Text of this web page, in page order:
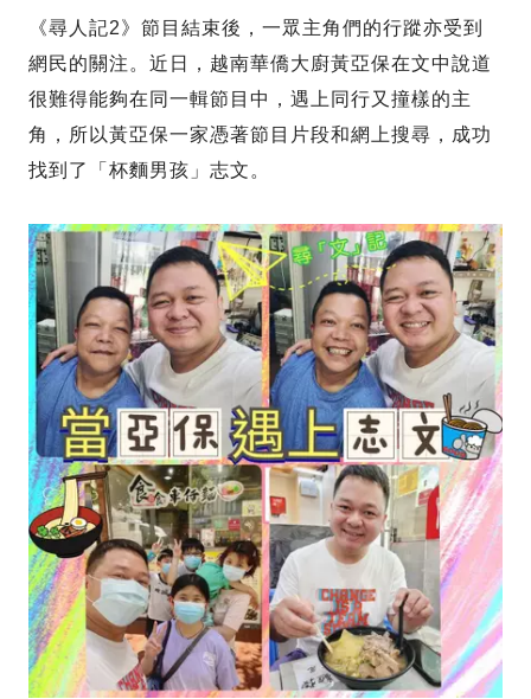
《尋人記2》節目結束後，一眾主角們的行蹤亦受到
網民的關注。近日，越南華僑大廚黃亞保在文中說道
很難得能夠在同一輯節目中，遇上同行又撞樣的主
角，所以黃亞保一家憑著節目片段和網上搜尋，成功
找到了「杯麵男孩」志文。